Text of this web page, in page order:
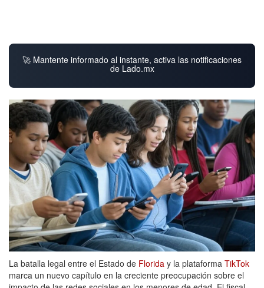
🚀 Mantente informado al instante, activa las notificaciones
de Lado.mx
La batalla legal entre el Estado de Florida y la plataforma TikTok
marca un nuevo capítulo en la creciente preocupación sobre el